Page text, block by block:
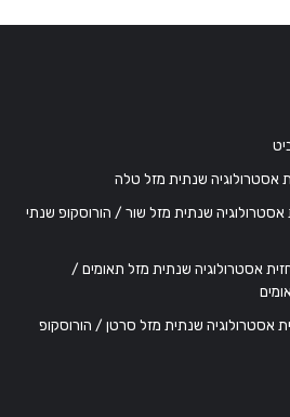
שור / תחזית אסטרולוגיה שנתית מזל שור / הורוסקופ שנתי
/ תחזית אסטרולוגיה שנתית מזל תאומים /
סרטן / תחזית אסטרולוגיה שנתית מזל סרטן / הורוסקופ